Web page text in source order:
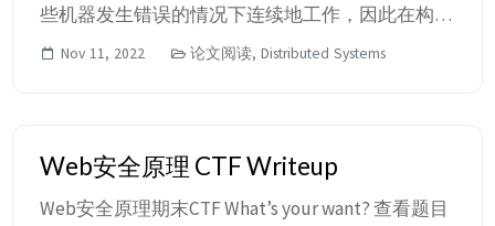
些机器发生错误的情况下连续地工作，因此在构建
可靠的大规模软件系统中起到了重要作用。大部分
教学的共识算法，该算法的核心目的是可理解性：
我们是否可以定义一个用于真实系统的共识算法并
Nov 11, 2022 论文阅读, Distributed Systems
Web安全原理 CTF Writeup
Web安全原理期末CTF What’s your want? 查看题目